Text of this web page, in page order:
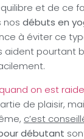
et de ce
nos débuts en
à éviter ce
aident pourtant
on est raide
de plaisir,
c’est
débutant